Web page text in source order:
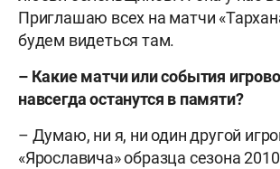
Приглашаю всех на матчи
будем видеться там.
– Какие матчи или события
навсегда останутся в памяти?
– Думаю, ни я, ни один другой
«Ярославича» образца сезона